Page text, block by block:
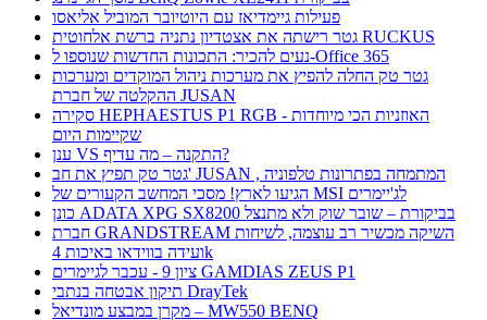
פעילות גיימדיאז עם היוטיובר המוביל אליאסו
גטר רישתה את אצטדיון נתניה ברשת אלחוטית RUCKUS
נעים להכיר: התכונות החדשות שנוספו ל-Office 365
גטר טק החלה להפיץ את מערכות ניהול המוקדים ומערכות
ההקלטה של חברת JUSAN
סקירה HEPHAESTUS P1 RGB - האוזניות הכי מיוחדות
שקיימות היום
ענן VS התקנה – מה עדיף?
גטר טק תפיץ את חב' JUSAN , המתמחה בפתרונות טלפוניה
הגיעו לארץ! מסכי המחשב הקעורים של MSI לג'יימרים
כונן ADATA XPG SX8200 בביקורת – שובר שוק ולא מתנצל
חברת GRANDSTREAM השיקה מכשיר רב עוצמה, לשיחות
ועידה בווידאו באיכות 4k
ציון 9 - עכבר לגיימרים GAMDIAS ZEUS P1
תיקון אבטחה בנתבי DrayTek
מקרן במבצע מונדיאל – MW550 BENQ